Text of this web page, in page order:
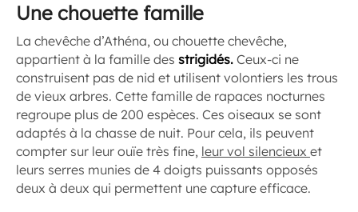
Une chouette famille
La chevêche d’Athéna, ou chouette chevêche,
appartient à la famille des strigidés. Ceux-ci ne
construisent pas de nid et utilisent volontiers les trous
de vieux arbres. Cette famille de rapaces nocturnes
regroupe plus de 200 espèces. Ces oiseaux se sont
adaptés à la chasse de nuit. Pour cela, ils peuvent
compter sur leur ouïe très fine, leur vol silencieux et
leurs serres munies de 4 doigts puissants opposés
deux à deux qui permettent une capture efficace.